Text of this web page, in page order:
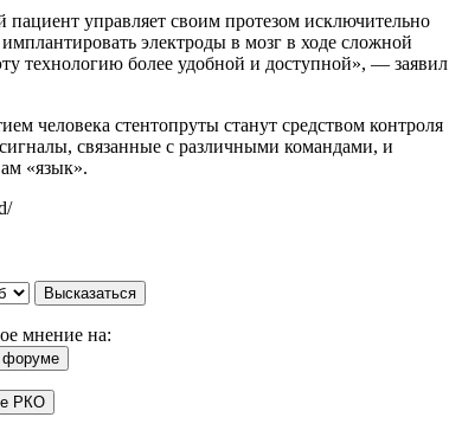
управляет своим протезом исключительно
электроды в мозг в ходе сложной
технологию более удобной и доступной», — заявил
человека стентопруты станут средством контроля
связанные с различными командами, и
«язык».
мнение на: